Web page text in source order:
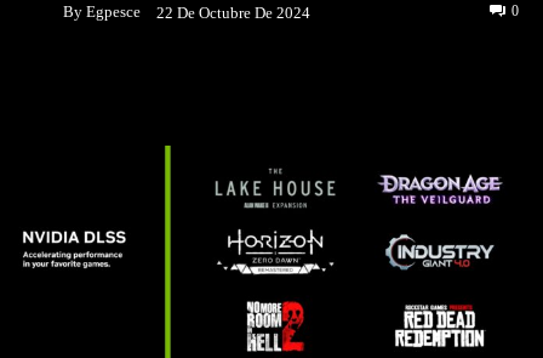
By Egpesce 22 De Octubre De 2024 0